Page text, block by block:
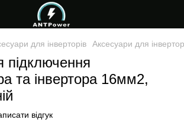
для інверторів Аксесуари для
підключення
та інвертора 16мм2,
відгук